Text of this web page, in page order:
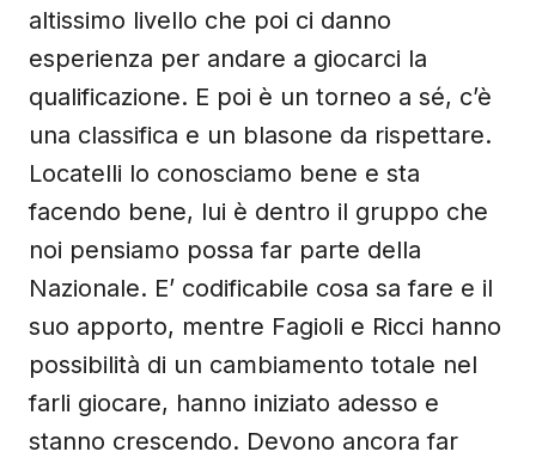
altissimo livello che poi ci danno
esperienza per andare a giocarci la
qualificazione. E poi è un torneo a sé, c’è
una classifica e un blasone da rispettare.
Locatelli lo conosciamo bene e sta
facendo bene, lui è dentro il gruppo che
noi pensiamo possa far parte della
Nazionale. E’ codificabile cosa sa fare e il
suo apporto, mentre Fagioli e Ricci hanno
possibilità di un cambiamento totale nel
farli giocare, hanno iniziato adesso e
stanno crescendo. Devono ancora far